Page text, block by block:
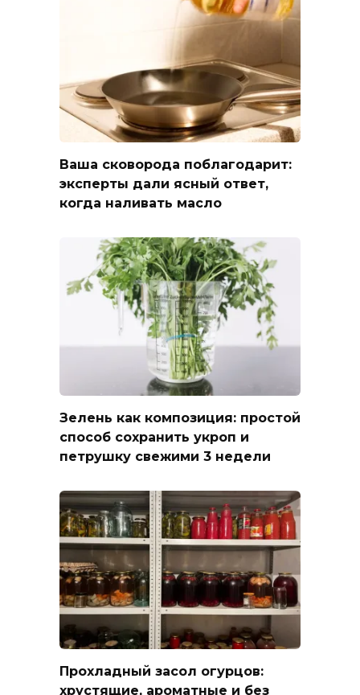
Ваша сковорода поблагодарит:
эксперты дали ясный ответ,
когда наливать масло
Зелень как композиция: простой
способ сохранить укроп и
петрушку свежими 3 недели
Прохладный засол огурцов:
хрустящие, ароматные и без